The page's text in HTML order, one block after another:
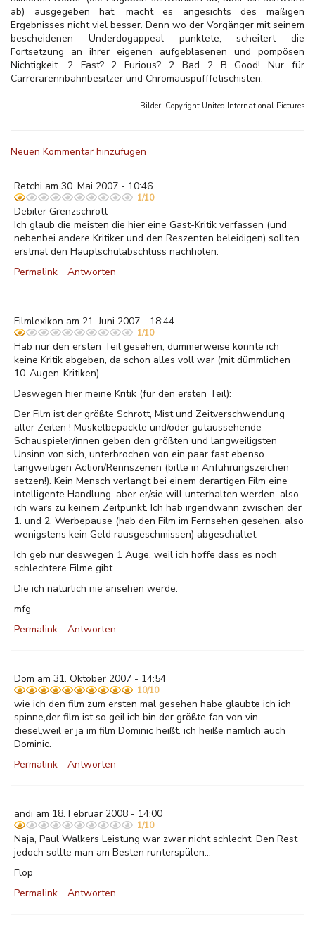
ab) ausgegeben hat, macht es angesichts des mäßigen
Ergebnisses nicht viel besser. Denn wo der Vorgänger mit seinem
bescheidenen Underdogappeal punktete, scheitert die
Fortsetzung an ihrer eigenen aufgeblasenen und pompösen
Nichtigkeit. 2 Fast? 2 Furious? 2 Bad 2 B Good! Nur für
Carrerarennbahnbesitzer und Chromauspufffetischisten.
Bilder: Copyright United International Pictures
Neuen Kommentar hinzufügen
Retchi am 30. Mai 2007 - 10:46
1/10
Debiler Grenzschrott
Ich glaub die meisten die hier eine Gast-Kritik verfassen (und
nebenbei andere Kritiker und den Reszenten beleidigen) sollten
erstmal den Hauptschulabschluss nachholen.
Permalink
Antworten
Filmlexikon am 21. Juni 2007 - 18:44
1/10
Hab nur den ersten Teil gesehen, dummerweise konnte ich
keine Kritik abgeben, da schon alles voll war (mit dümmlichen
10-Augen-Kritiken).
Deswegen hier meine Kritik (für den ersten Teil):
Der Film ist der größte Schrott, Mist und Zeitverschwendung
aller Zeiten ! Muskelbepackte und/oder gutaussehende
Schauspieler/innen geben den größten und langweiligsten
Unsinn von sich, unterbrochen von ein paar fast ebenso
langweiligen Action/Rennszenen (bitte in Anführungszeichen
setzen!). Kein Mensch verlangt bei einem derartigen Film eine
intelligente Handlung, aber er/sie will unterhalten werden, also
ich wars zu keinem Zeitpunkt. Ich hab irgendwann zwischen der
1. und 2. Werbepause (hab den Film im Fernsehen gesehen, also
wenigstens kein Geld rausgeschmissen) abgeschaltet.
Ich geb nur deswegen 1 Auge, weil ich hoffe dass es noch
schlechtere Filme gibt.
Die ich natürlich nie ansehen werde.
mfg
Permalink
Antworten
Dom am 31. Oktober 2007 - 14:54
10/10
wie ich den film zum ersten mal gesehen habe glaubte ich ich
spinne,der film ist so geil.ich bin der größte fan von vin
diesel,weil er ja im film Dominic heißt. ich heiße nämlich auch
Dominic.
Permalink
Antworten
andi am 18. Februar 2008 - 14:00
1/10
Naja, Paul Walkers Leistung war zwar nicht schlecht. Den Rest
jedoch sollte man am Besten runterspülen...
Flop
Permalink
Antworten